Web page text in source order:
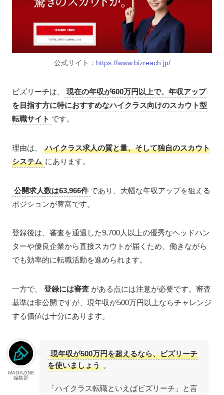
公式サイト： https://www.bizreach.jp/
ビズリーチは、
現在の年収が600万円以上で、年収アップ
を目指す方に特におすすめなハイクラス向けのスカウト型
転職サイト です。
理由は、
ハイクラス求人の質と量、そして独自のスカウト
システム にあります。
公開求人数は63,966件 であり、大幅な年収アップを狙える
ポジションが豊富です。
登録後は、審査を通過した9,700人以上の優秀なヘッドハン
ターや優良企業から直接スカウトが届くため、働きながら
でも効率的に転職活動を進められます。
一方で、 登録には審査 がある点には注意が必要です。審査
基準は非公開ですが、現年収が500万円以上ならチャレンジ
する価値は十分にあります。
MAGAZINE
編集部
現年収が500万円を超えるなら、ビズリーチ
を使いましょう 。
「ハイクラス転職といえばビズリーチ」と言